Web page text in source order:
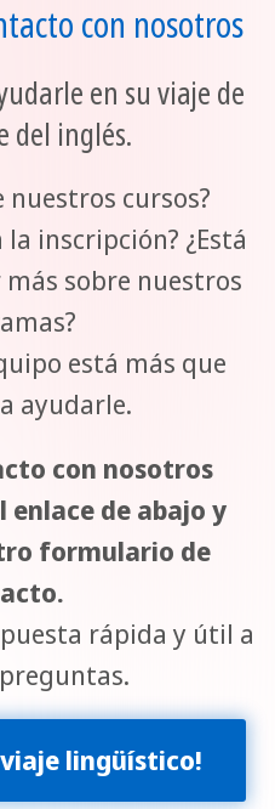
con nosotros
en su viaje de
del inglés.
nuestros cursos?
inscripción? ¿Está
sobre nuestros
está más que
ayudarle.
con nosotros
enlace de abajo y
formulario de
rápida y útil a
viaje lingüístico!